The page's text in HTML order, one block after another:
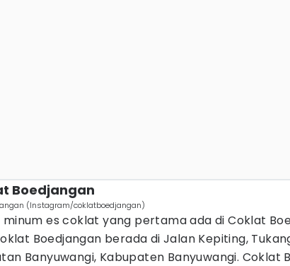
Boedjangan
(Instagram/coklatboedjangan)
es coklat yang pertama ada di Coklat
Boedjangan berada di Jalan Kepiting,
Banyuwangi, Kabupaten Banyuwangi. Coklat